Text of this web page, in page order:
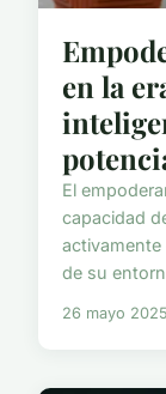
en la
El
capacidad
activamente
de su
26 mayo 2025